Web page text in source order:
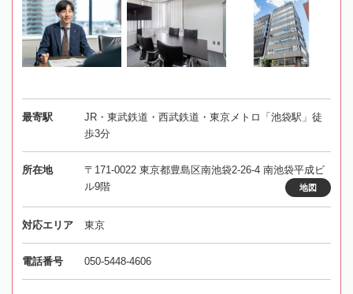
最寄駅
JR・東武鉄道・西武鉄道・東京メトロ「池袋駅」徒
歩3分
所在地
〒171-0022 東京都豊島区南池袋2-26-4 南池袋平成ビ
ル9階
地図
対応エリア 東京
電話番号 050-5448-4606